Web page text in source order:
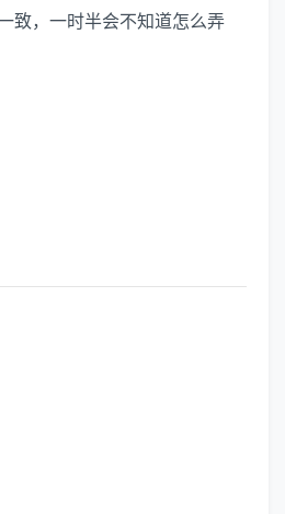
致，一时半会不知道怎么弄